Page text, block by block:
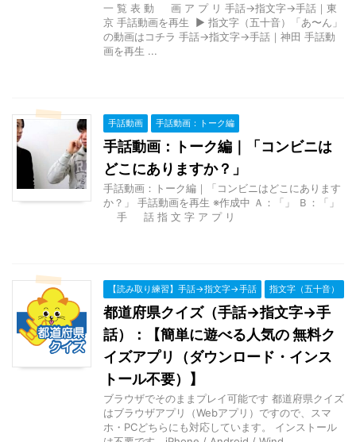
一 覧 表 動 画 ア プ リ 手話→指文字→手話｜東
京 手話動画を再生 ▶ 指文字（五十音）「あ〜ん」
の動画はコチラ 手話→指文字→手話｜神田 手話動
画を再生 ...
手話動画 手話動画：トーク編
手話動画：トーク編｜「コンビニは
どこにありますか？」
手話動画：トーク編｜「コンビニはどこにあります
か？」 手話動画を再生 ※作成中 Ａ：「」 Ｂ：「」
手 話 指 文 字 ア プ リ
【読み取り練習】手話→指文字→手話 指文字（五十音）
都道府県クイズ（手話→指文字→手
話）：【簡単に遊べる人気の 無料ク
イズアプリ（ダウンロード・インス
トール不要）】
ブラウザでそのままプレイ可能です 都道府県クイズ
はブラウザアプリ（Webアプリ）ですので、スマ
ホ・PCどちらにも対応しています。 インストール